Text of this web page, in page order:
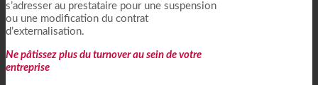
s’adresser au prestataire pour une suspension
ou une modification du contrat
d’externalisation.
Ne pâtissez plus du turnover au sein de votre
entreprise